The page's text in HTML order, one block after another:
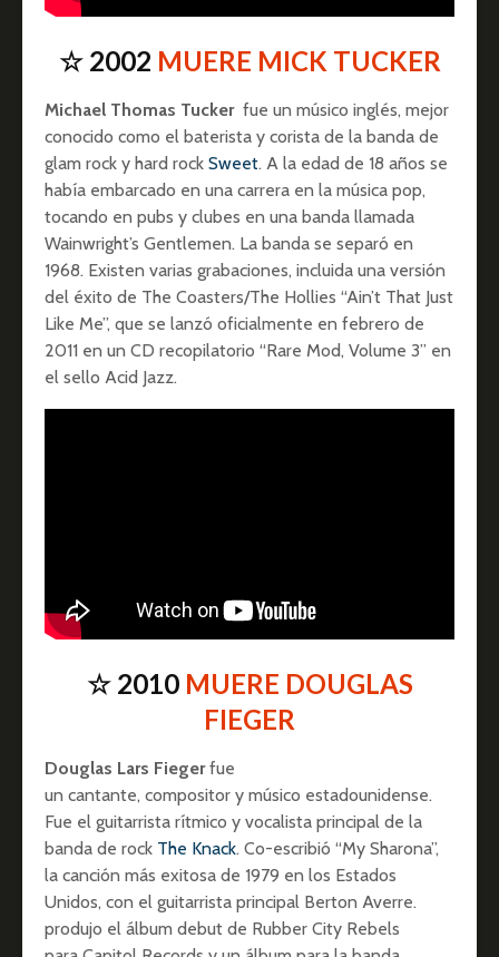
☆ 2002 MUERE MICK TUCKER
Michael Thomas Tuckerfue un músico inglés, mejor
conocido como el baterista y corista de la banda de
glam rock y hard rock Sweet. A la edad de 18 años se
había embarcado en una carrera en la música pop,
tocando en pubs y clubes en una banda llamada
Wainwright’s Gentlemen. La banda se separó en
1968. Existen varias grabaciones, incluida una versión
del éxito de The Coasters/The Hollies “Ain’t That Just
Like Me”, que se lanzó oficialmente en febrero de
2011 en un CD recopilatorio “Rare Mod, Volume 3” en
el sello Acid Jazz.
☆ 2010 MUERE DOUGLAS
FIEGER
Douglas Lars Fiegerfue
un cantante, compositor y músico estadounidense.
Fue el guitarrista rítmico y vocalista principal de la
banda de rock The Knack. Co-escribió “My Sharona”,
la canción más exitosa de 1979 en los Estados
Unidos, con el guitarrista principal Berton Averre.
produjo el álbum debut de Rubber City Rebels